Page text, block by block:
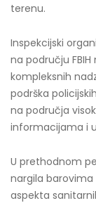
terenu.
Inspekcijski
na području
kompleksnih
podrška
na područja
informacijama i
U prethodnom
nargila
aspekta